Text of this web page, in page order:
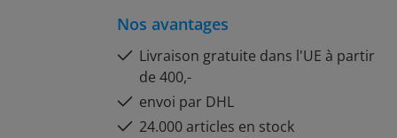
Nos avantages
Livraison gratuite dans l'UE à partir
de 400,-
envoi par DHL
24.000 articles en stock